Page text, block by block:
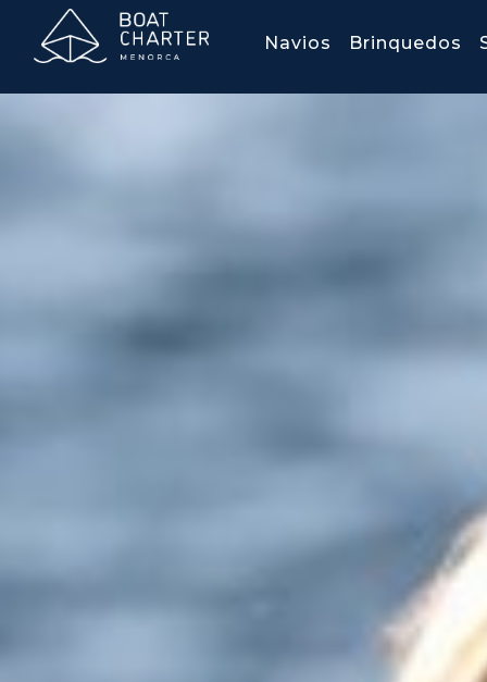
Navios Brinquedos